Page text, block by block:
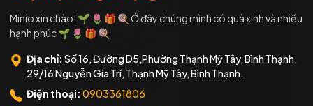
Minio xin chào! 🌱 🌷 🎁 🍭 Ở đây chúng mình có quà xinh và nhiều
hạnh phúc 🌱 🌷 🎁 🍭
Địa chỉ: Số 16, Đường D5,Phường Thạnh Mỹ Tây, Bình Thạnh.
29/16 Nguyễn Gia Trí, Thạnh Mỹ Tây, Bình Thạnh.
Điện thoại: 0903361806